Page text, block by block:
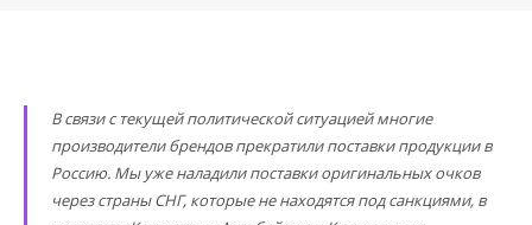
В связи с текущей политической ситуацией многие
производители брендов прекратили поставки продукции в
Россию. Мы уже наладили поставки оригинальных очков
через страны СНГ, которые не находятся под санкциями, в